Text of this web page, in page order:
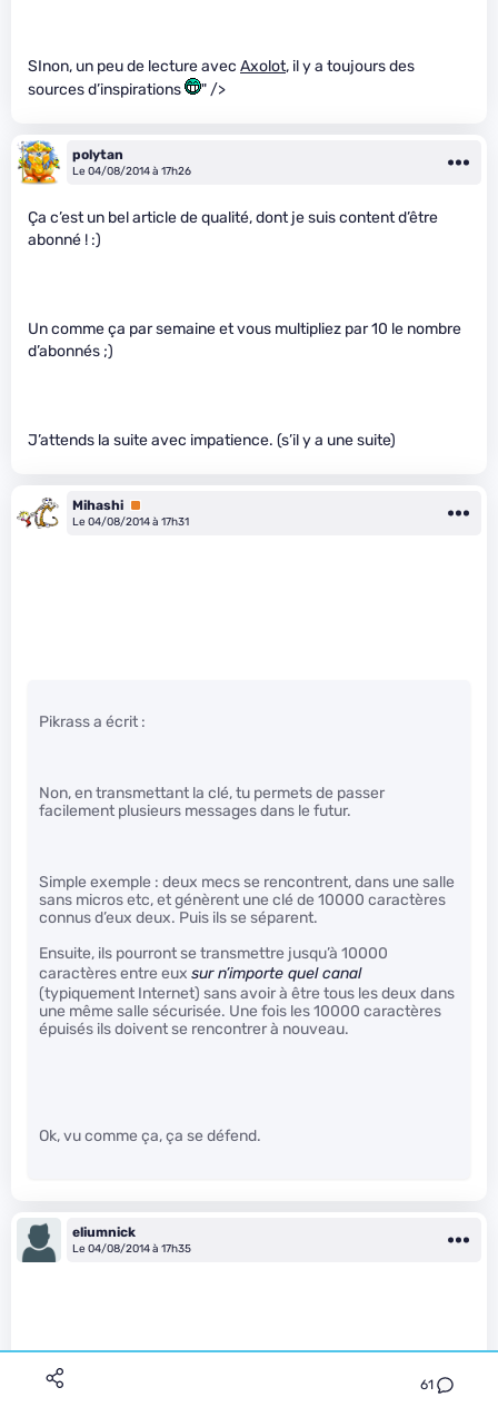
61
SInon, un peu de lecture avec Axolot, il y a toujours des
sources d’inspirations
" />
polytan
Le 04/08/2014 à 17h26
Ça c’est un bel article de qualité, dont je suis content d’être
abonné ! :)
Un comme ça par semaine et vous multipliez par 10 le nombre
d’abonnés ;)
J’attends la suite avec impatience. (s’il y a une suite)
Mihashi Premium
Le 04/08/2014 à 17h31
Pikrass a écrit :
Non, en transmettant la clé, tu permets de passer
facilement plusieurs messages dans le futur.
Simple exemple : deux mecs se rencontrent, dans une salle
sans micros etc, et génèrent une clé de 10000 caractères
connus d’eux deux. Puis ils se séparent.
Ensuite, ils pourront se transmettre jusqu’à 10000
caractères entre eux sur n’importe quel canal
(typiquement Internet) sans avoir à être tous les deux dans
une même salle sécurisée. Une fois les 10000 caractères
épuisés ils doivent se rencontrer à nouveau.
Ok, vu comme ça, ça se défend.
eliumnick
Le 04/08/2014 à 17h35